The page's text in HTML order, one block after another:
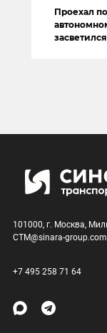
Проехал
101000, г. Москва,
CTM@sinara-group.com
+7 495 258 71 64